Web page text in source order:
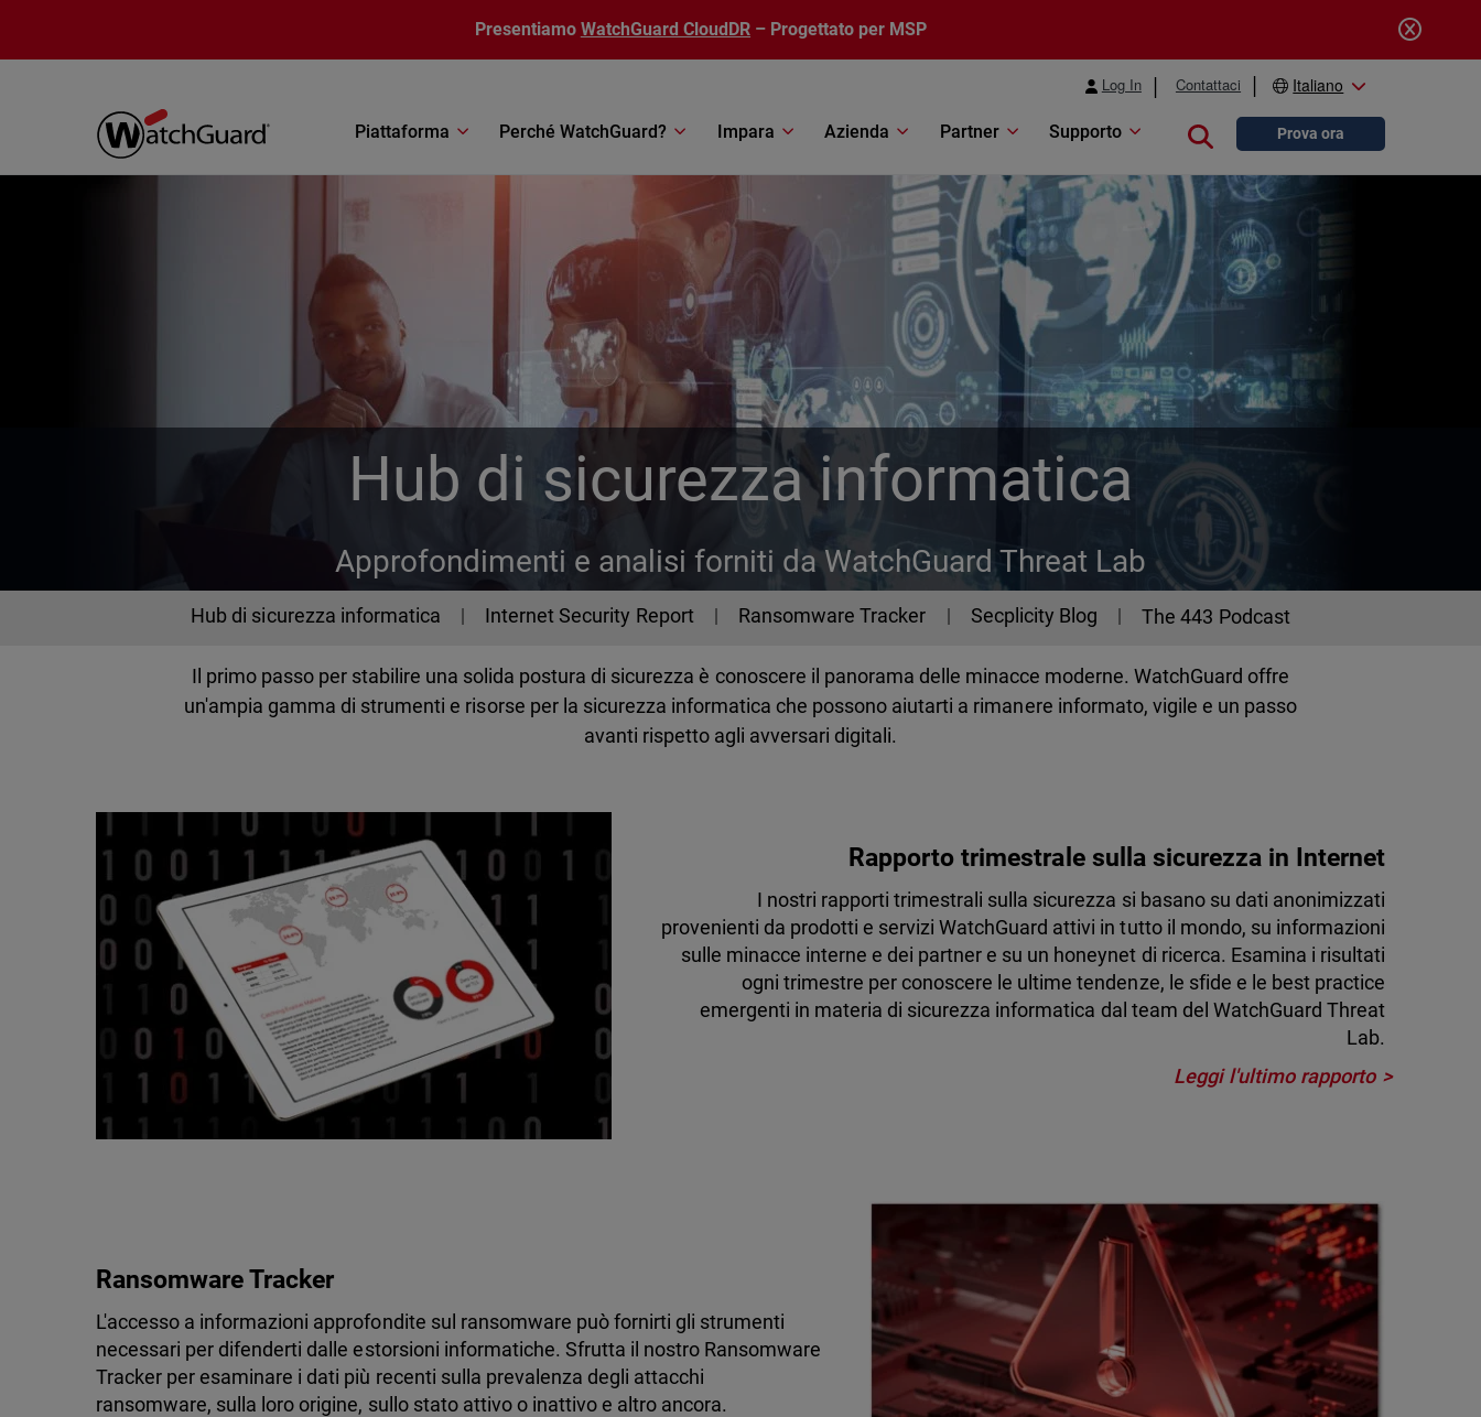
Presentiamo WatchGuard CloudDR – Progettato per MSP
Log In Contattaci Italiano
Piattaforma Perché WatchGuard? Impara Azienda Partner Supporto Close searchProva ora
Hub di sicurezza informatica
Approfondimenti e analisi forniti da WatchGuard Threat Lab
Cybersecurity
Hub di sicurezza informatica Internet Security Report Ransomware Tracker Secplicity Blog The 443 Podcast
Il primo passo per stabilire una solida postura di sicurezza è conoscere il panorama delle minacce moderne. WatchGuard offre
un'ampia gamma di strumenti e risorse per la sicurezza informatica che possono aiutarti a rimanere informato, vigile e un passo
avanti rispetto agli avversari digitali.
Rapporto trimestrale sulla sicurezza in Internet
I nostri rapporti trimestrali sulla sicurezza si basano su dati anonimizzati
provenienti da prodotti e servizi WatchGuard attivi in tutto il mondo, su informazioni
sulle minacce interne e dei partner e su un honeynet di ricerca. Esamina i risultati
ogni trimestre per conoscere le ultime tendenze, le sfide e le best practice
emergenti in materia di sicurezza informatica dal team del WatchGuard Threat
Lab.
Leggi l'ultimo rapporto
Ransomware Tracker
L'accesso a informazioni approfondite sul ransomware può fornirti gli strumenti
necessari per difenderti dalle estorsioni informatiche. Sfrutta il nostro Ransomware
Tracker per esaminare i dati più recenti sulla prevalenza degli attacchi
ransomware, sulla loro origine, sullo stato attivo o inattivo e altro ancora.